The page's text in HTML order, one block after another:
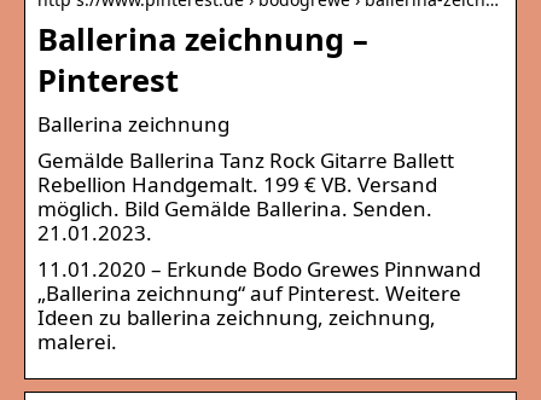
Ballerina zeichnung –
Pinterest
Ballerina zeichnung
Gemälde Ballerina Tanz Rock Gitarre Ballett
Rebellion Handgemalt. 199 € VB. Versand
möglich. Bild Gemälde Ballerina. Senden.
21.01.2023.
11.01.2020 – Erkunde Bodo Grewes Pinnwand
„Ballerina zeichnung“ auf Pinterest. Weitere
Ideen zu ballerina zeichnung, zeichnung,
malerei.